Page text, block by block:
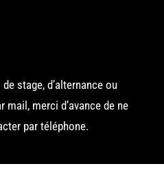
stage, d’alternance ou
mail, merci d’avance de ne
par téléphone.